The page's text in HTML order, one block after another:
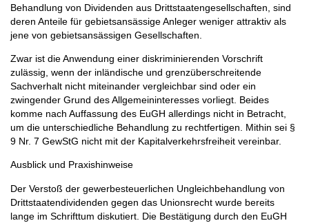
Behandlung von Dividenden aus Drittstaatengesellschaften, sind
deren Anteile für gebietsansässige Anleger weniger attraktiv als
jene von gebietsansässigen Gesellschaften.
Zwar ist die Anwendung einer diskriminierenden Vorschrift
zulässig, wenn der inländische und grenzüberschreitende
Sachverhalt nicht miteinander vergleichbar sind oder ein
zwingender Grund des Allgemeininteresses vorliegt. Beides
komme nach Auffassung des EuGH allerdings nicht in Betracht,
um die unterschiedliche Behandlung zu rechtfertigen. Mithin sei §
9 Nr. 7 GewStG nicht mit der Kapitalverkehrsfreiheit vereinbar.
Ausblick und Praxishinweise
Der Verstoß der gewerbesteuerlichen Ungleichbehandlung von
Drittstaatendividenden gegen das Unionsrecht wurde bereits
lange im Schrifttum diskutiert. Die Bestätigung durch den EuGH